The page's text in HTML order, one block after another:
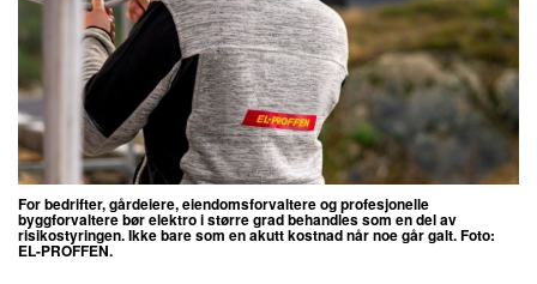
For bedrifter, gårdeiere, eiendomsforvaltere og profesjonelle
byggforvaltere bør elektro i større grad behandles som en del av
risikostyringen. Ikke bare som en akutt kostnad når noe går galt. Foto:
EL-PROFFEN.